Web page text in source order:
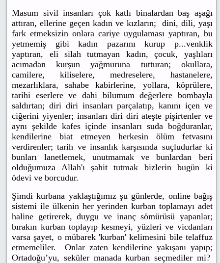
Masum sivil insanları çok katlı binalardan baş aşağı
attıran, ellerine geçen kadın ve kızların; dini, dili, yaşı
fark etmeksizin onlara cariye uygulaması yaptıran, bu
yetmemiş gibi kadın pazarını kurup p...venklik
yaptıran, eli silah tutmayan kadın, çocuk, yaşlıları
acımadan kurşun yağmuruna tutturan; okullara,
camilere, kiliselere, medreselere, hastanelere,
mezarlıklara, sahabe kabirlerine, yollara, köprülere,
tarihi eserlere ve dahi bilumum değerlere bombayla
saldırtan; diri diri insanları parçalatıp, kanını içen ve
ciğerini yiyenler; insanları diri diri ateşte pişirtenler ve
aynı şekilde kafes içinde insanları suda boğduranlar,
kendilerine biat etmeyen herkesin ölüm fetvasını
verdirenler; tarih ve insanlık karşısında suçludurlar ki
bunları lanetlemek, unutmamak ve bunlardan beri
olduğumuza Allah'ı şahit tutmak bizlerin bugün ki
ödevi ve borcudur.
Şimdi kurbana yaklaştığımız şu günlerde, online bağış
sistemi ile ülkenin her yerinden kurban toplamayı adet
haline getirerek, duygu ve inanç sömürüsü yapanlar;
bırakın kurban toplayıp kesmeyi, yüzleri ve vicdanları
varsa şayet, o mübarek 'kurban' kelimesini bile telaffuz
etmemeliler. Onlar zaten kendilerine yakışanı yapıp;
Ortadoğu’yu, seküler manada kurban seçmediler mi?